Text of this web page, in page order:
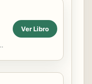
Ver Libro